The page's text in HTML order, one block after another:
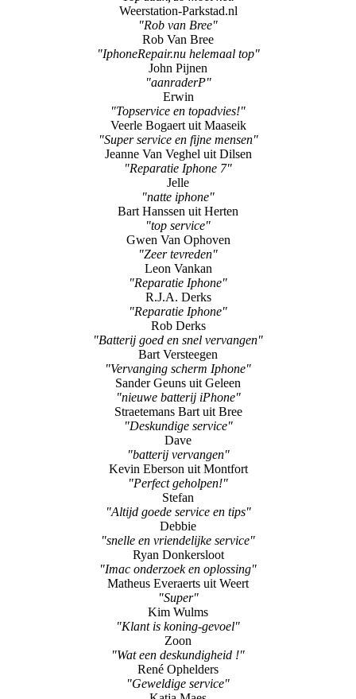
Weerstation-Parkstad.nl
"Rob van Bree"
Rob Van Bree
"IphoneRepair.nu helemaal top"
John Pijnen
"aanraderP"
Erwin
"Topservice en topadvies!"
Veerle Bogaert uit Maaseik
"Super service en fijne mensen"
Jeanne Van Veghel uit Dilsen
"Reparatie Iphone 7"
Jelle
"natte iphone"
Bart Hanssen uit Herten
"top service"
Gwen Van Ophoven
"Zeer tevreden"
Leon Vankan
"Reparatie Iphone"
R.J.A. Derks
"Reparatie Iphone"
Rob Derks
"Batterij goed en snel vervangen"
Bart Versteegen
"Vervanging scherm Iphone"
Sander Geuns uit Geleen
"nieuwe batterij iPhone"
Straetemans Bart uit Bree
"Deskundige service"
Dave
"batterij vervangen"
Kevin Eberson uit Montfort
"Perfect geholpen!"
Stefan
"Altijd goede service en tips"
Debbie
"snelle en vriendelijke service"
Ryan Donkersloot
"Imac onderzoek en oplossing"
Matheus Everaerts uit Weert
"Super"
Kim Wulms
"Klant is koning-gevoel"
Zoon
"Wat een deskundigheid !"
René Ophelders
"Geweldige service"